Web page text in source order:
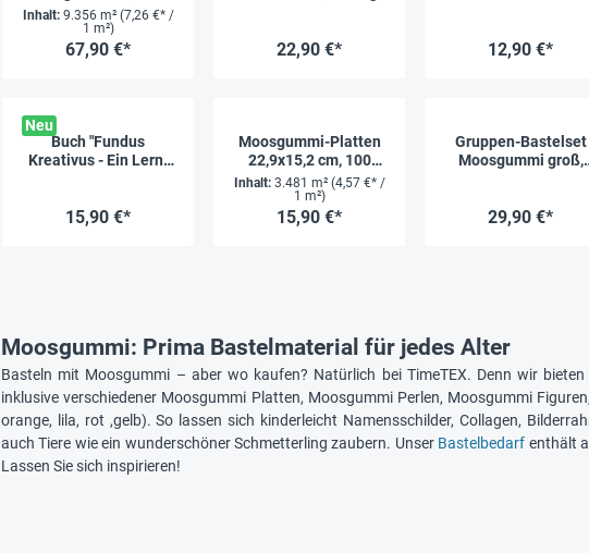
tlg.
Inhalt: 9.356 m² (7,26 €* /
1 m²)
67,90 €* 22,90 €* 12,90 €*
Neu
Buch "Fundus
Kreativus - Ein Lern-
15,90 €*
Moosgummi-Platten
22,9x15,2 cm, 100
Stück
Inhalt: 3.481 m² (4,57 €* /
1 m²)
15,90 €*
Gruppen-Bastelset
Moosgummi groß,
29,90 €*
Moosgummi: Prima Bastelmaterial für jedes Alter
Basteln mit Moosgummi – aber wo kaufen? Natürlich bei TimeTEX. Denn wir
inklusive verschiedener Moosgummi Platten, Moosgummi Perlen, Moosgummi
orange, lila, rot ,gelb). So lassen sich kinderleicht Namensschilder, Collagen,
auch Tiere wie ein wunderschöner Schmetterling zaubern. Unser Bastelbedarf enthält
Lassen Sie sich inspirieren!